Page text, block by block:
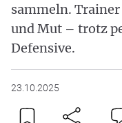
sammeln.
und Mut – trotz
Defensive.
23.10.2025